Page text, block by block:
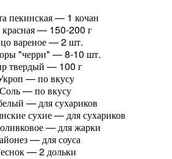
пекинская — 1 кочан
— 150-200 г
вареное — 2 шт.
"черри" — 8-10 шт.
твердый — 100 г
— по вкусу
Соль — по вкусу
— для сухариков
сухие — для сухариков
— для жарки
— для соуса
— 2 дольки